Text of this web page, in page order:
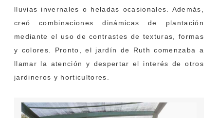
lluvias invernales o heladas ocasionales. Además,
creó combinaciones dinámicas de plantación
mediante el uso de contrastes de texturas, formas
y colores. Pronto, el jardín de Ruth comenzaba a
llamar la atención y despertar el interés de otros
jardineros y horticultores.